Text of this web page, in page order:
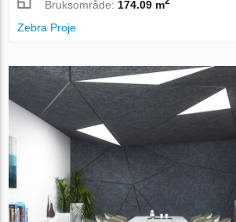
Bruksområde: 174.09 m
Zebra Proje